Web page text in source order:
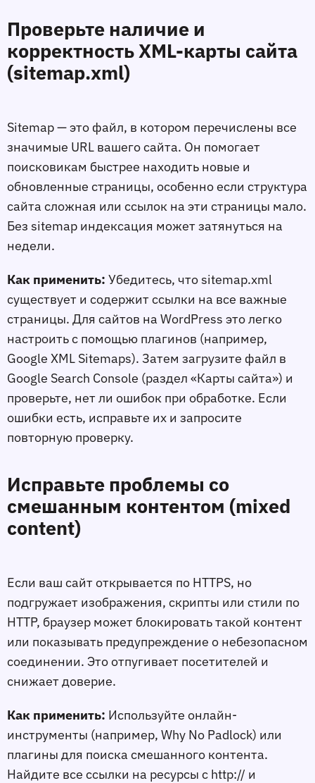
Проверьте наличие и
корректность XML-карты сайта
(sitemap.xml)
Sitemap — это файл, в котором перечислены все
значимые URL вашего сайта. Он помогает
поисковикам быстрее находить новые и
обновлeнные страницы, особенно если структура
сайта сложная или ссылок на эти страницы мало.
Без sitemap индексация может затянуться на
недели.
Как применить: Убедитесь, что sitemap.xml
существует и содержит ссылки на все важные
страницы. Для сайтов на WordPress это легко
настроить с помощью плагинов (например,
Google XML Sitemaps). Затем загрузите файл в
Google Search Console (раздел «Карты сайта») и
проверьте, нет ли ошибок при обработке. Если
ошибки есть, исправьте их и запросите
повторную проверку.
Исправьте проблемы со
смешанным контентом (mixed
content)
Если ваш сайт открывается по HTTPS, но
подгружает изображения, скрипты или стили по
HTTP, браузер может блокировать такой контент
или показывать предупреждение о небезопасном
соединении. Это отпугивает посетителей и
снижает доверие.
Как применить: Используйте онлайн-
инструменты (например, Why No Padlock) или
плагины для поиска смешанного контента.
Найдите все ссылки на ресурсы с http:// и